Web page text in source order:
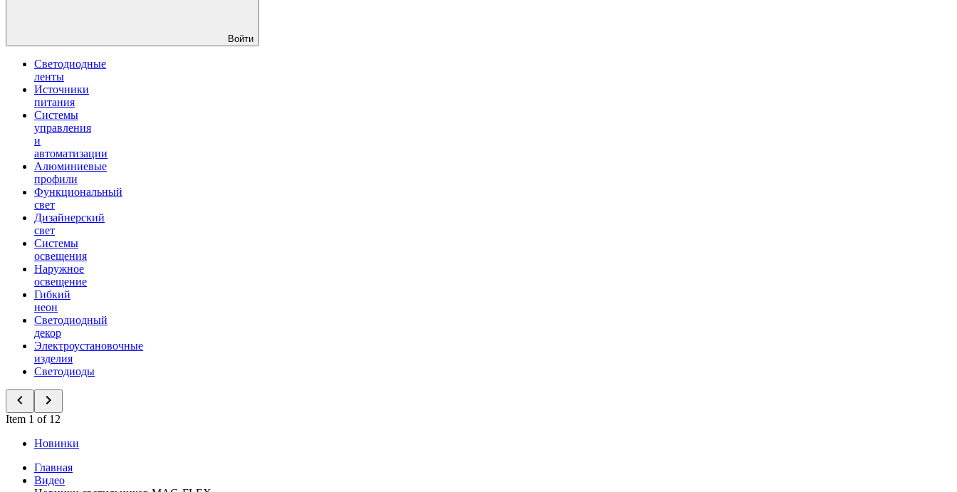
Войти
Светодиодные
ленты
Источники
питания
Системы
управления
и
автоматизации
Алюминиевые
профили
Функциональный
свет
Дизайнерский
свет
Системы
освещения
Наружное
освещение
Гибкий
неон
Светодиодный
декор
Электроустановочные
изделия
Светодиоды
Item 1 of 12
Новинки
Главная
Видео